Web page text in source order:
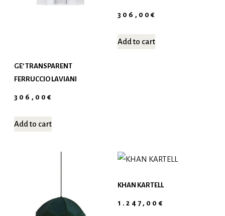
GE’ TRANSPARENT
FERRUCCIO LAVIANI
306,00€
Add to cart
306,00€
Add to cart
KHAN KARTELL
1.247,00 €